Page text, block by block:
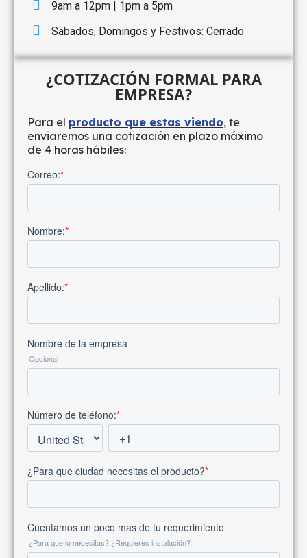
9am a 12pm | 1pm a 5pm
Sabados, Domingos y Festivos: Cerrado
¿COTIZACIÓN FORMAL PARA
EMPRESA?
Para el producto que estas viendo, te
enviaremos una cotización en plazo máximo
de 4 horas hábiles: